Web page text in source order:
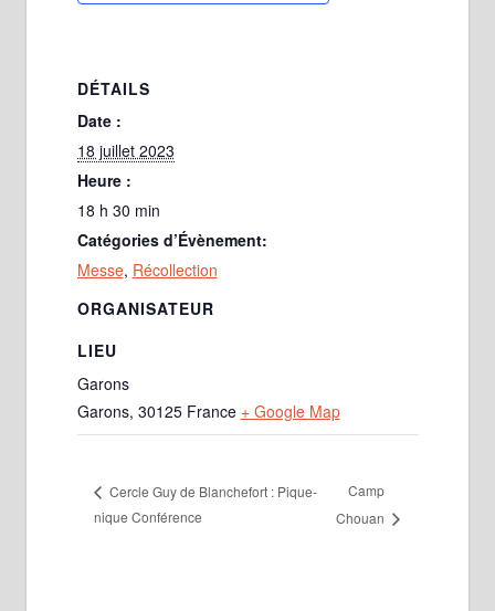
DÉTAILS
Date :
18 juillet 2023
Heure :
18 h 30 min
Catégories d’Évènement:
Messe, Récollection
LIEU
Garons
Garons, 30125 France + Google Map
ORGANISATEUR
Cercle Guy de Blanchefort : Pique-
nique Conférence
Camp
Chouan